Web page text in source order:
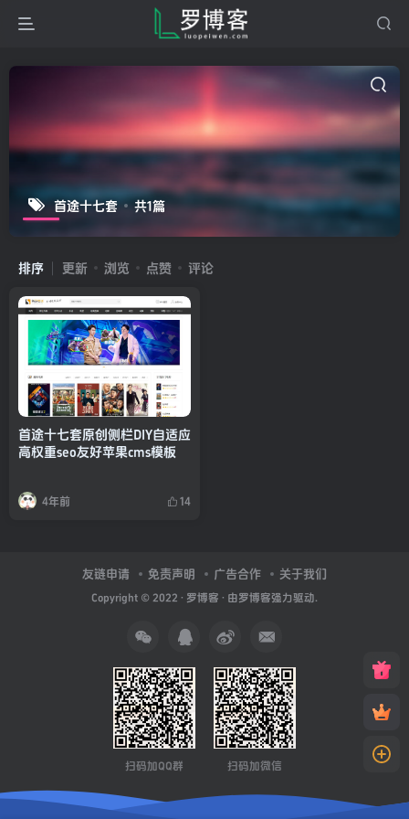
首途十七套 共1篇
排序 更新 浏览 点赞 评论
首途十七套原创侧栏DIY自适应
高权重seo友好苹果cms模板
4年前 14
友链申请 免责声明 广告合作 关于我们
Copyright © 2022 · 罗博客 · 由罗博客强力驱动.
扫码加QQ群 扫码加微信